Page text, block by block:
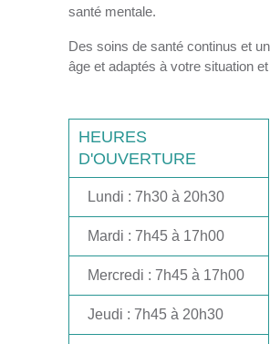
santé mentale.
Des soins de santé continus et
âge et adaptés à votre situation
HEURES
D'OUVERTURE
Lundi : 7h30 à 20h30
Mardi : 7h45 à 17h00
Mercredi : 7h45 à 17h00
Jeudi : 7h45 à 20h30